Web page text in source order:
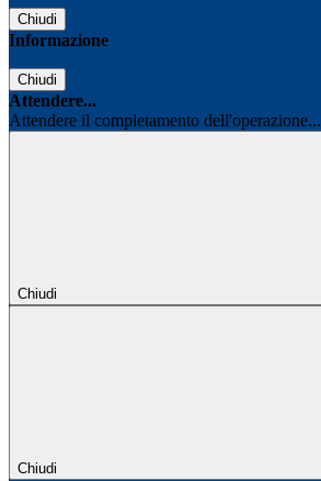
Chiudi
Informazione
Chiudi
Attendere...
Attendere il completamento dell'operazione...
Chiudi
Chiudi